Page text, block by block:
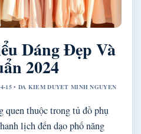
Dáng Đẹp Và
2024
15 • DA KIEM DUYET MINH NGUYEN
thuộc trong tủ đồ phụ
lịch đến dạo phố năng